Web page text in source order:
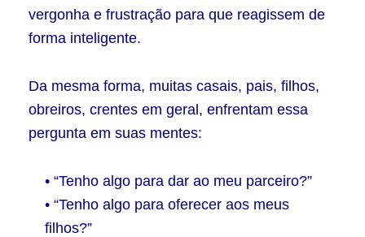
vergonha e frustração para que reagissem de
forma inteligente.
Da mesma forma, muitas casais, pais, filhos,
obreiros, crentes em geral, enfrentam essa
pergunta em suas mentes:
• “Tenho algo para dar ao meu parceiro?”
• “Tenho algo para oferecer aos meus
filhos?”